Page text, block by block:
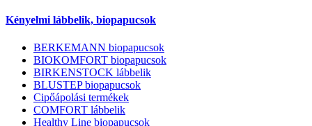
Kényelmi lábbelik, biopapucsok
BERKEMANN biopapucsok
BIOKOMFORT biopapucsok
BIRKENSTOCK lábbelik
BLUSTEP biopapucsok
Cipőápolási termékek
COMFORT lábbelik
Healthy Line biopapucsok